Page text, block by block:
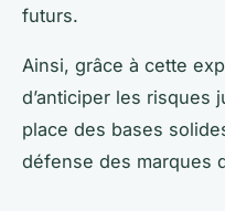
futurs.
Ainsi, grâce à cette
d’anticiper les risques
place des bases
défense des marques